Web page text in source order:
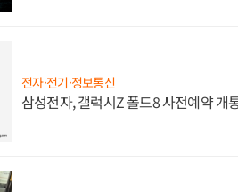
전자·전기·정보통신
삼성전자, 갤럭시Z 폴드8 사전예약 개